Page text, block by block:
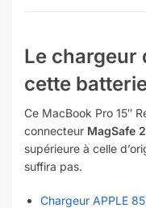
Le chargeur
cette
Ce MacBook Pro 15″
connecteur MagSafe 2
supérieure à celle
suffira pas.
Chargeur APPLE